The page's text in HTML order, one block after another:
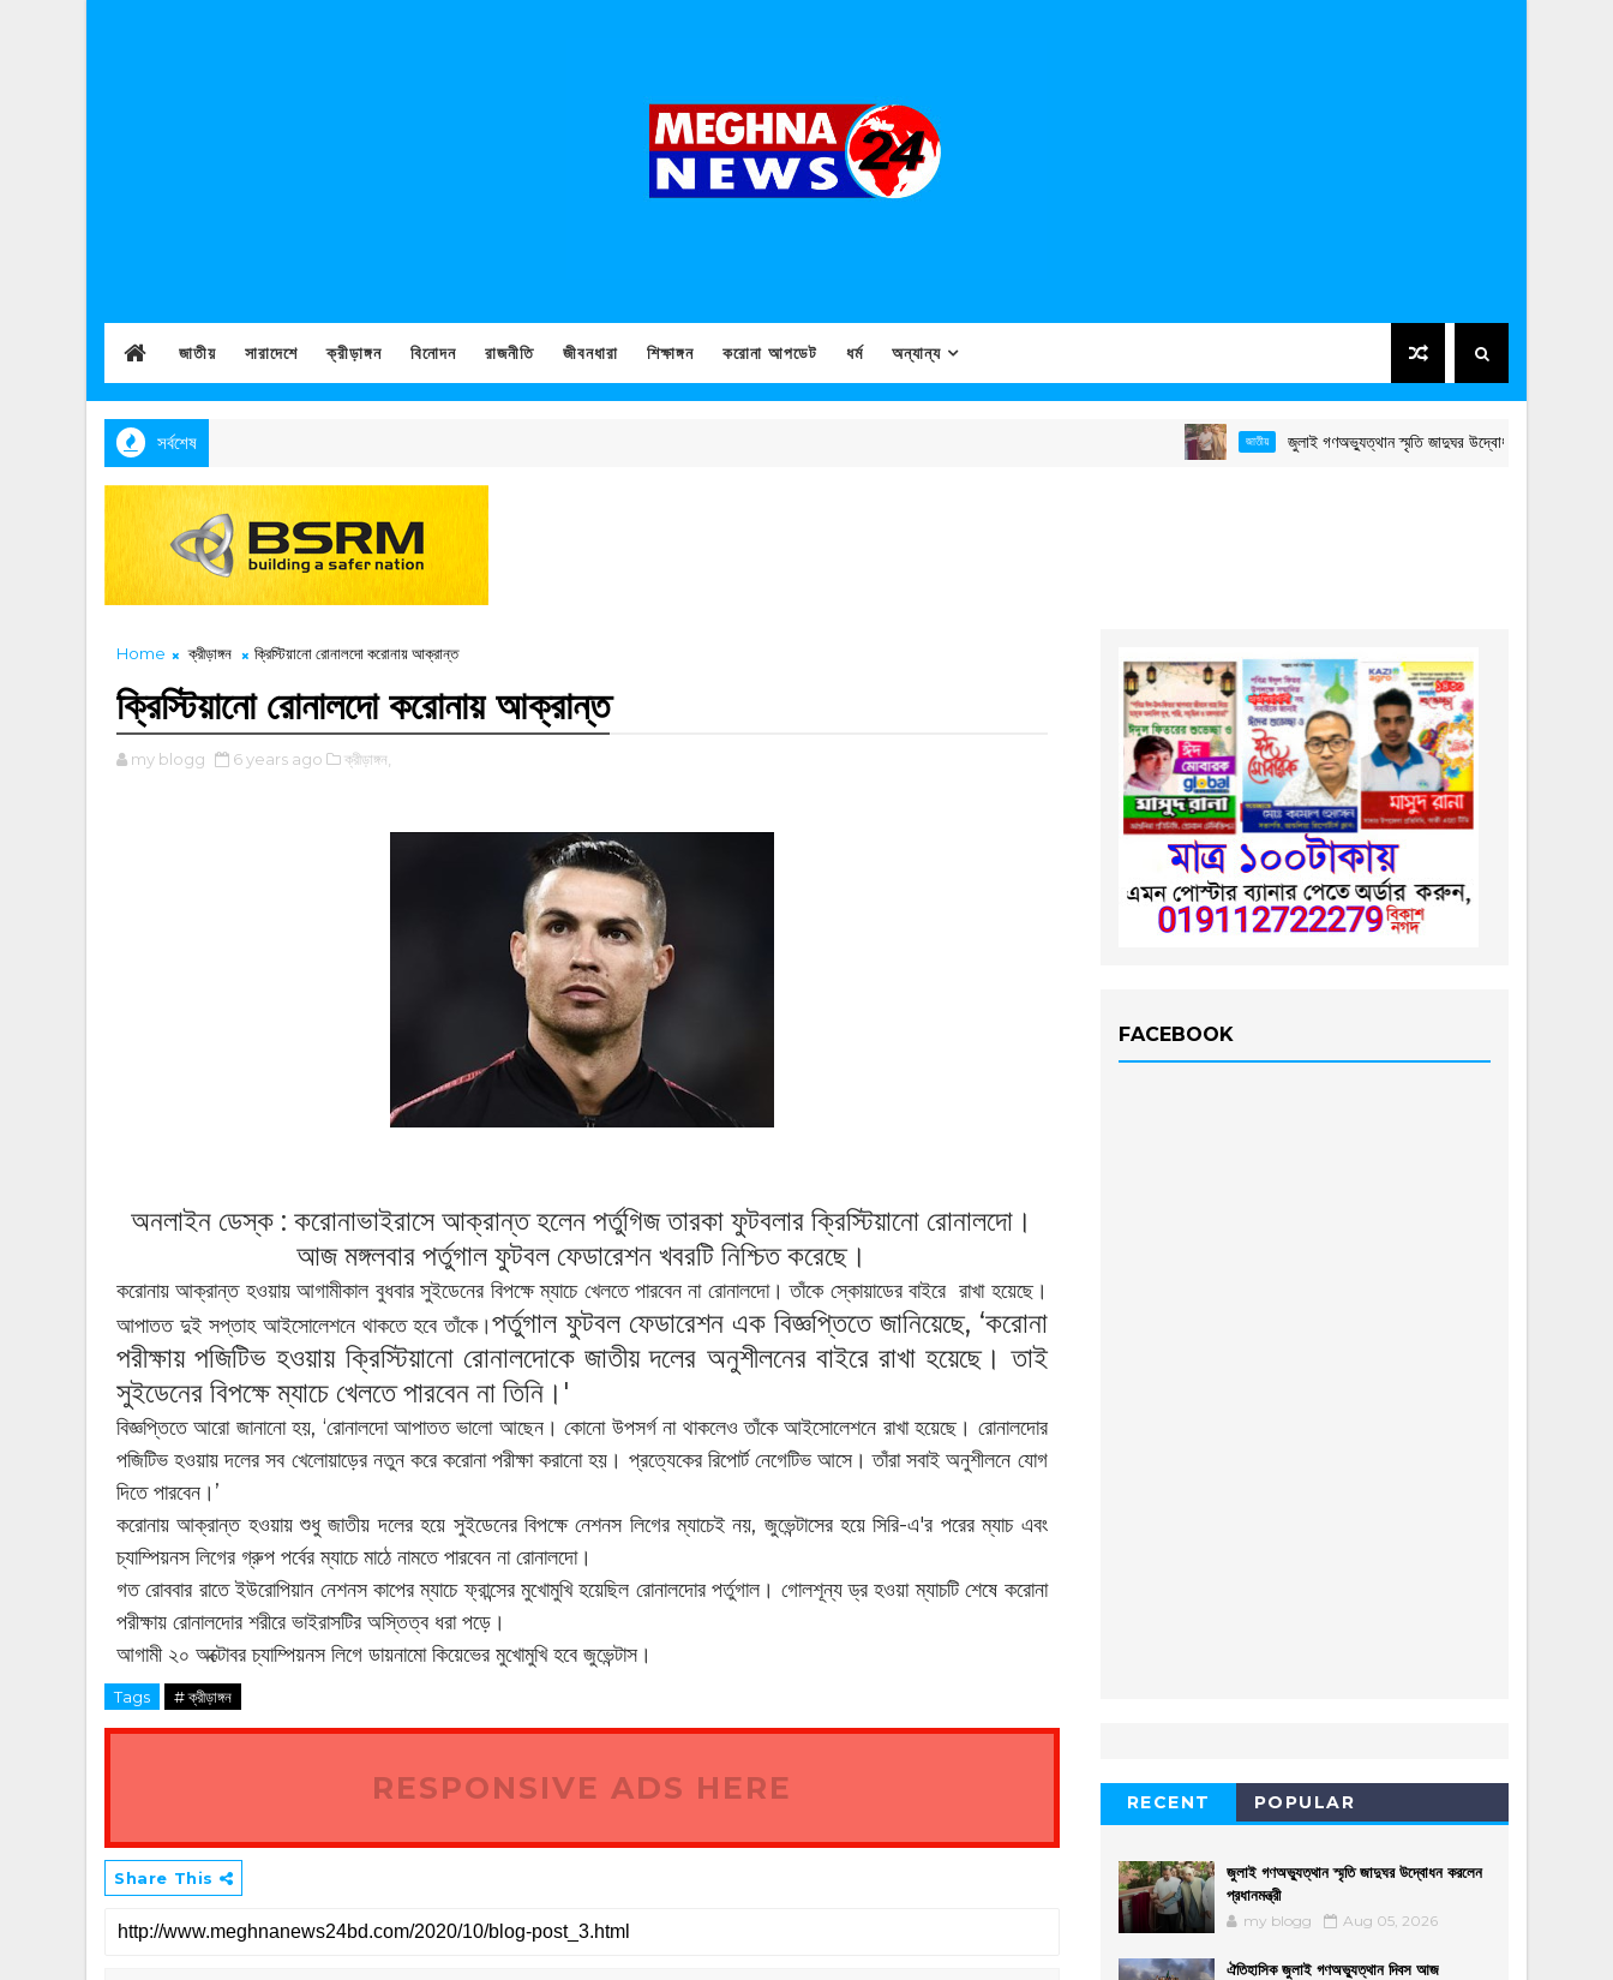
জাতীয় সারাদেশে ক্রীড়াঙ্গন বিনোদন রাজনীতি জীবনধারা শিক্ষাঙ্গন করোনা আপডেট ধর্ম অন্যান্য
সর্বশেষ জাতীয় জুলাই গণঅভ্যুত্থান স্মৃতি জাদুঘর উদ্বোধন করলেন প্রধানমন্ত্রী
Home ক্রীড়াঙ্গন ক্রিস্টিয়ানো রোনালদো করোনায় আক্রান্ত
ক্রিস্টিয়ানো রোনালদো করোনায় আক্রান্ত
my blogg 6 years ago ক্রীড়াঙ্গন,
অনলাইন ডেস্ক :করোনাভাইরাসে আক্রান্ত হলেন পর্তুগিজ তারকা ফুটবলার ক্রিস্টিয়ানো রোনালদো।
আজ মঙ্গলবার পর্তুগাল ফুটবল ফেডারেশন খবরটি নিশ্চিত করেছে।
করোনায় আক্রান্ত হওয়ায় আগামীকাল বুধবার সুইডেনের বিপক্ষে ম্যাচে খেলতে পারবেন না রোনালদো। তাঁকে স্কোয়াডের বাইরে রাখা হয়েছে।
আপাতত দুই সপ্তাহ আইসোলেশনে থাকতে হবে তাঁকে।পর্তুগাল ফুটবল ফেডারেশন এক বিজ্ঞপ্তিতে জানিয়েছে, ‘করোনা
পরীক্ষায় পজিটিভ হওয়ায় ক্রিস্টিয়ানো রোনালদোকে জাতীয় দলের অনুশীলনের বাইরে রাখা হয়েছে। তাই
সুইডেনের বিপক্ষে ম্যাচে খেলতে পারবেন না তিনি।'
বিজ্ঞপ্তিতে আরো জানানো হয়, ‘রোনালদো আপাতত ভালো আছেন। কোনো উপসর্গ না থাকলেও তাঁকে আইসোলেশনে রাখা হয়েছে। রোনালদোর
পজিটিভ হওয়ায় দলের সব খেলোয়াড়ের নতুন করে করোনা পরীক্ষা করানো হয়। প্রত্যেকের রিপোর্ট নেগেটিভ আসে। তাঁরা সবাই অনুশীলনে যোগ
দিতে পারবেন।’
করোনায় আক্রান্ত হওয়ায় শুধু জাতীয় দলের হয়ে সুইডেনের বিপক্ষে নেশনস লিগের ম্যাচেই নয়, জুভেন্টাসের হয়ে সিরি-এ'র পরের ম্যাচ এবং
চ্যাম্পিয়নস লিগের গ্রুপ পর্বের ম্যাচে মাঠে নামতে পারবেন না রোনালদো।
গত রোববার রাতে ইউরোপিয়ান নেশনস কাপের ম্যাচে ফ্রান্সের মুখোমুখি হয়েছিল রোনালদোর পর্তুগাল। গোলশূন্য ড্র হওয়া ম্যাচটি শেষে করোনা
পরীক্ষায় রোনালদোর শরীরে ভাইরাসটির অস্তিত্ব ধরা পড়ে।
আগামী ২০ অক্টোবর চ্যাম্পিয়নস লিগে ডায়নামো কিয়েভের মুখোমুখি হবে জুভেন্টাস।
Tags # ক্রীড়াঙ্গন
RESPONSIVE ADS HERE
Share This
FACEBOOK
RECENT POPULAR
জুলাই গণঅভ্যুত্থান স্মৃতি জাদুঘর উদ্বোধন করলেন
প্রধানমন্ত্রী
my blogg Aug 05, 2026
ঐতিহাসিক জুলাই গণঅভ্যুত্থান দিবস আজ